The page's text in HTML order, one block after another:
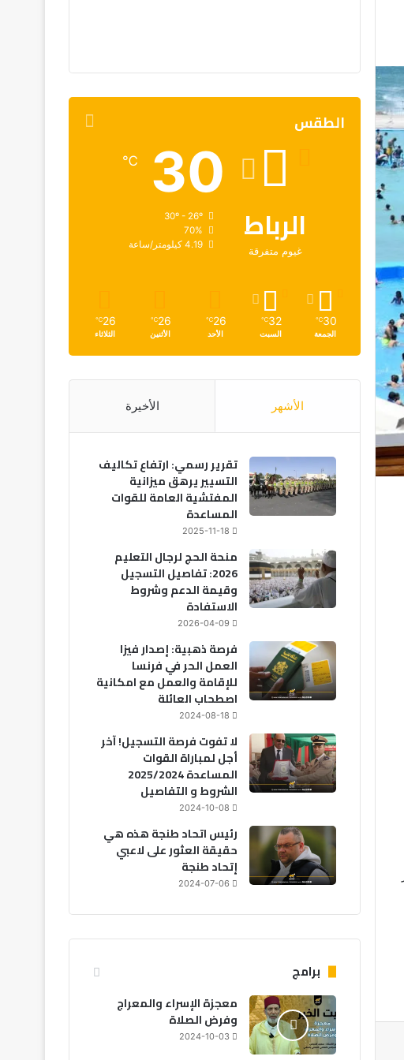
الطقس
الرباط
غيوم متفرقة
30
℃
70%
4.19 كيلومتر/ساعة
30
℃
الجمعة
32
℃
السبت
26
℃
الأحد
26
℃
الأثنين
26
℃
الثلاثاء
الأشهر الأخيرة
تقرير رسمي: ارتفاع تكاليف
التسيير يرهق ميزانية
المفتشية العامة للقوات
المساعدة
2025-11-18
منحة الحج لرجال التعليم
2026: تفاصيل التسجيل
وقيمة الدعم وشروط
الاستفادة
2026-04-09
فرصة ذهبية: إصدار فيزا
العمل الحر في فرنسا
للإقامة والعمل مع امكانية
اصطحاب العائلة
2024-08-18
لا تفوت فرصة التسجيل! آخر
أجل لمباراة القوات
المساعدة 2025/2024
الشروط و التفاصيل
2024-10-08
رئيس اتحاد طنجة هذه هي
حقيقة العثور على لاعبي
إتحاد طنجة
2024-07-06
برامج
معجزة الإسراء والمعراج
وفرض الصلاة
2024-10-03